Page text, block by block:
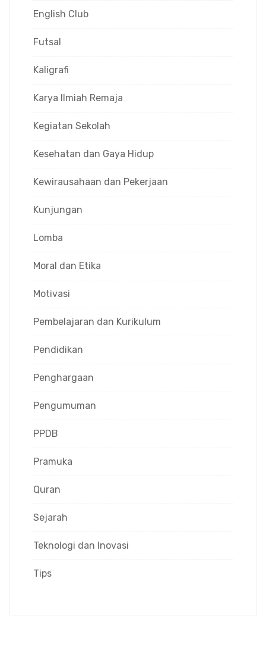
English Club
Futsal
Kaligrafi
Karya Ilmiah Remaja
Kegiatan Sekolah
Kesehatan dan Gaya Hidup
Kewirausahaan dan Pekerjaan
Kunjungan
Lomba
Moral dan Etika
Motivasi
Pembelajaran dan Kurikulum
Pendidikan
Penghargaan
Pengumuman
PPDB
Pramuka
Quran
Sejarah
Teknologi dan Inovasi
Tips